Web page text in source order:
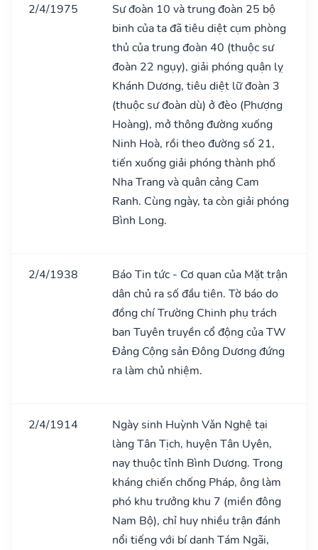
2/4/1975
Sư đoàn 10 và trung đoàn 25 bộ
binh của ta đã tiêu diệt cụm phòng
thủ của trung đoàn 40 (thuộc sư
đoàn 22 ngụy), giải phóng quận lỵ
Khánh Dương, tiêu diệt lữ đoàn 3
(thuộc sư đoàn dù) ở đèo (Phượng
Hoàng), mở thông đường xuống
Ninh Hoà, rồi theo đường số 21,
tiến xuống giải phóng thành phố
Nha Trang và quân cảng Cam
Ranh. Cùng ngày, ta còn giải phóng
Bình Long.
2/4/1938
Báo Tin tức - Cơ quan của Mặt trận
dân chủ ra số đầu tiên. Tờ báo do
đồng chí Trường Chinh phụ trách
ban Tuyên truyền cổ động của TW
Đảng Cộng sản Đông Dương đứng
ra làm chủ nhiệm.
2/4/1914
Ngày sinh Huỳnh Vǎn Nghệ tại
làng Tân Tịch, huyện Tân Uyên,
nay thuộc tỉnh Bình Dương. Trong
kháng chiến chống Pháp, ông làm
phó khu trưởng khu 7 (miền đông
Nam Bộ), chỉ huy nhiều trận đánh
nổi tiếng với bí danh Tám Ngãi,